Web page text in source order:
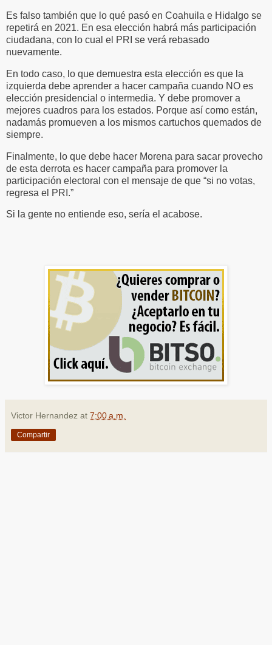
Es falso también que lo qué pasó en Coahuila e Hidalgo se
repetirá en 2021. En esa elección habrá más participación
ciudadana, con lo cual el PRI se verá rebasado
nuevamente.
En todo caso, lo que demuestra esta elección es que la
izquierda debe aprender a hacer campaña cuando NO es
elección presidencial o intermedia. Y debe promover a
mejores cuadros para los estados. Porque así como están,
nadamás promueven a los mismos cartuchos quemados de
siempre.
Finalmente, lo que debe hacer Morena para sacar provecho
de esta derrota es hacer campaña para promover la
participación electoral con el mensaje de que “si no votas,
regresa el PRI.”
Si la gente no entiende eso, sería el acabose.
Victor Hernandez at 7:00 a.m.
Compartir